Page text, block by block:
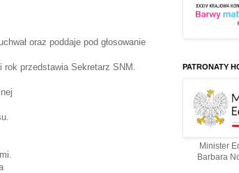
oraz poddaje pod głosowanie
przedstawia Sekretarz SNM.
PATRONATY
Minister
Barbara